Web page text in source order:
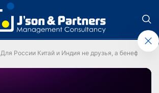
Для России Китай и Индия не друзья, а